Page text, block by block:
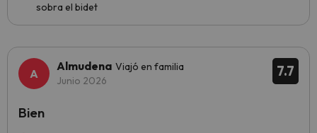
sobra el bidet
7.7
Almudena Viajó en familia
Junio 2026
Bien